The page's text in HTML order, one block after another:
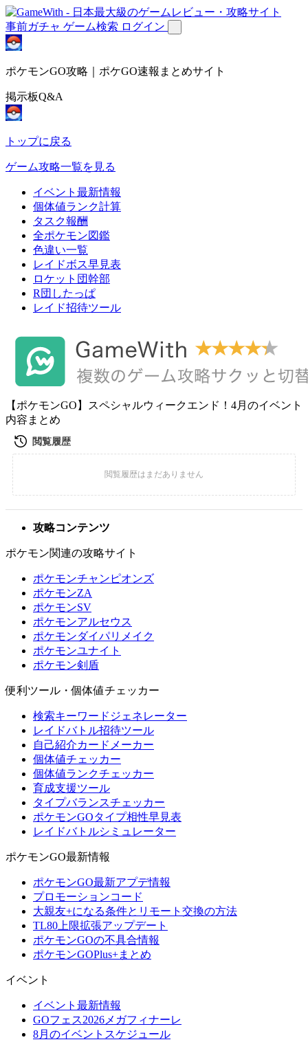
事前ガチャ ゲーム検索 ログイン
ポケモンGO攻略｜ポケGO速報まとめサイト
掲示板Q&A
トップに戻る
ゲーム攻略一覧を見る
イベント最新情報
個体値ランク計算
タスク報酬
全ポケモン図鑑
色違い一覧
レイドボス早見表
ロケット団幹部
R団したっぱ
レイド招待ツール
【ポケモンGO】スペシャルウィークエンド！4月のイベント
内容まとめ
攻略コンテンツ
ポケモン関連の攻略サイト
ポケモンチャンピオンズ
ポケモンZA
ポケモンSV
ポケモンアルセウス
ポケモンダイパリメイク
ポケモンユナイト
ポケモン剣盾
便利ツール・個体値チェッカー
検索キーワードジェネレーター
レイドバトル招待ツール
自己紹介カードメーカー
個体値チェッカー
個体値ランクチェッカー
育成支援ツール
タイプバランスチェッカー
ポケモンGOタイプ相性早見表
レイドバトルシミュレーター
ポケモンGO最新情報
ポケモンGO最新アプデ情報
プロモーションコード
大親友+になる条件とリモート交換の方法
TL80上限拡張アップデート
ポケモンGOの不具合情報
ポケモンGOPlus+まとめ
イベント
イベント最新情報
GOフェス2026メガフィナーレ
8月のイベントスケジュール